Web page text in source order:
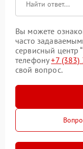
Вы можете
часто
сервисный центр
телефону+7
свой вопрос.